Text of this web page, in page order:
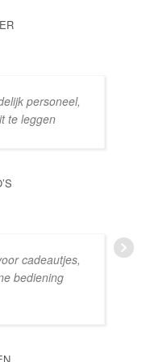
personeel,
te leggen
cadeautjes,
bediening